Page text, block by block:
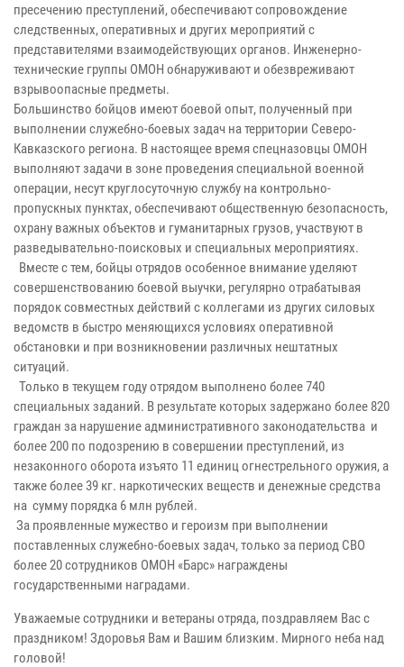
пресечению преступлений, обеспечивают сопровождение
следственных, оперативных и других мероприятий с
представителями взаимодействующих органов. Инженерно-
технические группы ОМОН обнаруживают и обезвреживают
взрывоопасные предметы.
Большинство бойцов имеют боевой опыт, полученный при
выполнении служебно-боевых задач на территории Северо-
Кавказского региона. В настоящее время спецназовцы ОМОН
выполняют задачи в зоне проведения специальной военной
операции, несут круглосуточную службу на контрольно-
пропускных пунктах, обеспечивают общественную безопасность,
охрану важных объектов и гуманитарных грузов, участвуют в
разведывательно-поисковых и специальных мероприятиях.
Вместе с тем, бойцы отрядов особенное внимание уделяют
совершенствованию боевой выучки, регулярно отрабатывая
порядок совместных действий с коллегами из других силовых
ведомств в быстро меняющихся условиях оперативной
обстановки и при возникновении различных нештатных
ситуаций.
Только в текущем году отрядом выполнено более 740
специальных заданий. В результате которых задержано более 820
граждан за нарушение административного законодательства и
более 200 по подозрению в совершении преступлений, из
незаконного оборота изъято 11 единиц огнестрельного оружия, а
также более 39 кг. наркотических веществ и денежные средства
на сумму порядка 6 млн рублей.
За проявленные мужество и героизм при выполнении
поставленных служебно-боевых задач, только за период СВО
более 20 сотрудников ОМОН «Барс» награждены
государственными наградами.
Уважаемые сотрудники и ветераны отряда, поздравляем Вас с
праздником! Здоровья Вам и Вашим близким. Мирного неба над
головой!